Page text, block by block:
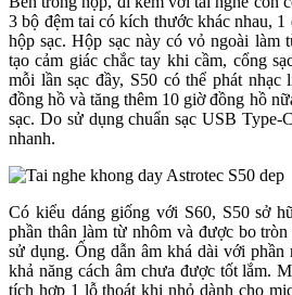
3 bộ đệm tai có kích thước khác nhau,
hộp sạc. Hộp sạc này có vỏ ngoài làm
tạo cảm giác chắc tay khi cầm, cổng
mỗi lần sạc đầy, S50 có thể phát
đồng hồ và tăng thêm 10 giờ đồng hồ
sạc. Do sử dụng chuẩn sạc USB Type-
nhanh.
Có kiểu dáng giống với S60, S50 sở
phần thân làm từ nhôm và được bo
sử dụng. Ống dẫn âm khá dài với
khả năng cách âm chưa được tốt lắm.
tích hợp 1 lỗ thoát khi nhỏ dành cho